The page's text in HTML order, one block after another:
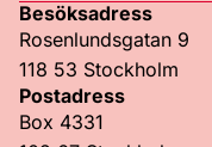
Besöksadress
Rosenlundsgatan 9
118 53 Stockholm
Postadress
Box 4331